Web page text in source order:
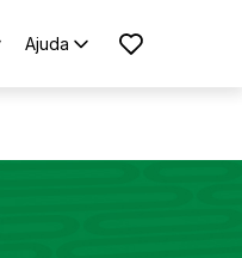
Ajuda